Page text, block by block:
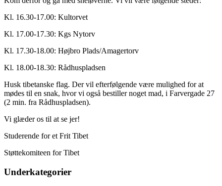
Kl. 16.30-17.00: Kultorvet
Kl. 17.00-17.30: Kgs Nytorv
Kl. 17.30-18.00: Højbro Plads/Amagertorv
Kl. 18.00-18.30: Rådhuspladsen
Husk tibetanske flag. Der vil efterfølgende være mulighed for at
mødes til en snak, hvor vi også bestiller noget mad, i Farvergade 27
(2 min. fra Rådhuspladsen).
Vi glæder os til at se jer!
Studerende for et Frit Tibet
Støttekomiteen for Tibet
Underkategorier